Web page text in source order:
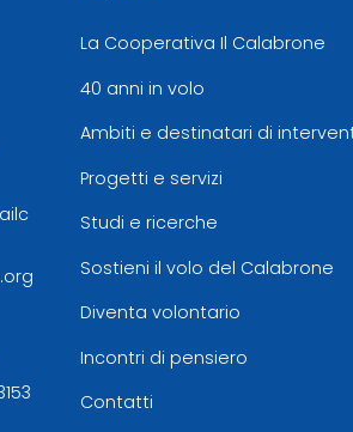
La Cooperativa Il Calabrone
40 anni in volo
Ambiti e destinatari di
Progetti e servizi
Studi e ricerche
Sostieni il volo del Calabrone
Diventa volontario
Incontri di pensiero
Contatti